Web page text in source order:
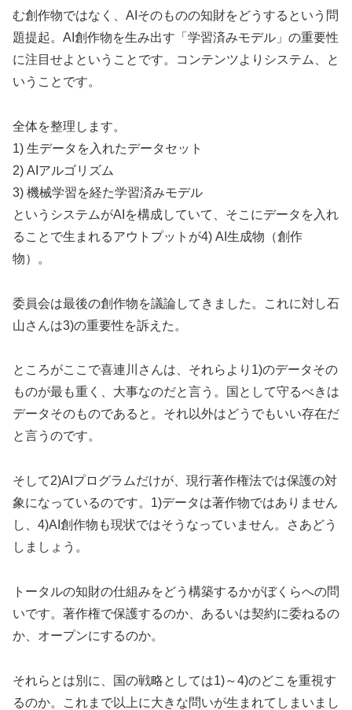
む創作物ではなく、AIそのものの知財をどうするという問
題提起。AI創作物を生み出す「学習済みモデル」の重要性
に注目せよということです。コンテンツよりシステム、と
いうことです。
全体を整理します。
1) 生データを入れたデータセット
2) AIアルゴリズム
3) 機械学習を経た学習済みモデル
というシステムがAIを構成していて、そこにデータを入れ
ることで生まれるアウトプットが4) AI生成物（創作
物）。
委員会は最後の創作物を議論してきました。これに対し石
山さんは3)の重要性を訴えた。
ところがここで喜連川さんは、それらより1)のデータその
ものが最も重く、大事なのだと言う。国として守るべきは
データそのものであると。それ以外はどうでもいい存在だ
と言うのです。
そして2)AIプログラムだけが、現行著作権法では保護の対
象になっているのです。1)データは著作物ではありません
し、4)AI創作物も現状ではそうなっていません。さあどう
しましょう。
トータルの知財の仕組みをどう構築するかがぼくらへの問
いです。著作権で保護するのか、あるいは契約に委ねるの
か、オープンにするのか。
それらとは別に、国の戦略としては1)～4)のどこを重視す
るのか。これまで以上に大きな問いが生まれてしまいまし